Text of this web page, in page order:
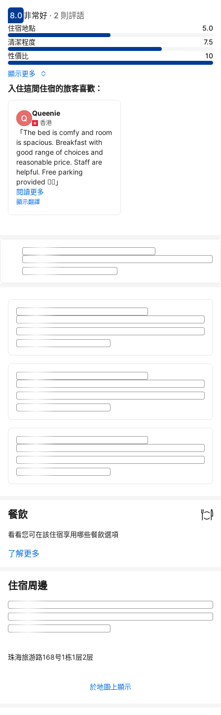
分數8分
8.0
評比非常好
非常好 · 2 則評語
住宿地點
5.0
清潔程度
7.5
性價比
10
顯示更多
入住這間住宿的旅客喜歡：
Queenie
香港
「The bed is comfy and room
is spacious. Breakfast with
good range of choices and
reasonable price. Staff are
helpful. Free parking
provided 👍🏻 」
閱讀更多
顯示翻譯
餐飲
看看您可在該住宿享用哪些餐飲選項
了解更多
住宿周邊
珠海旅游路168号1栋1层2层
於地圖上顯示